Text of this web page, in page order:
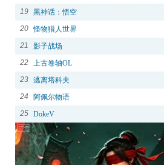
19 黑神话：悟空
20 怪物猎人世界
21
影子战场
22 上古卷轴OL
23 逃离塔科夫
24
阿佩尔物语
25 DokeV